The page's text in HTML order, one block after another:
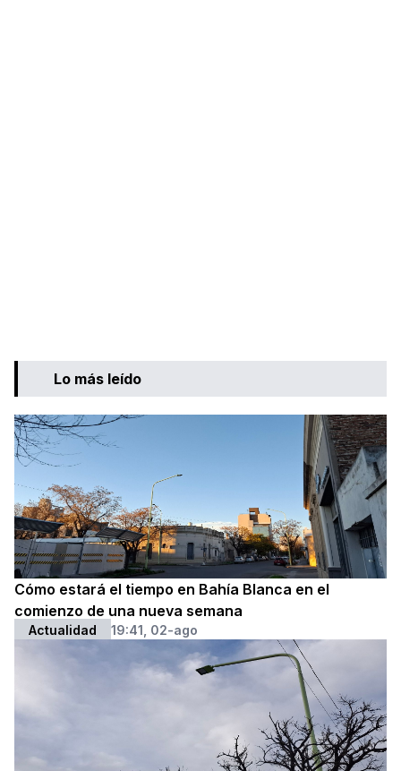
Lo más leído
Cómo estará el tiempo en Bahía Blanca en el
comienzo de una nueva semana
Actualidad 19:41, 02-ago